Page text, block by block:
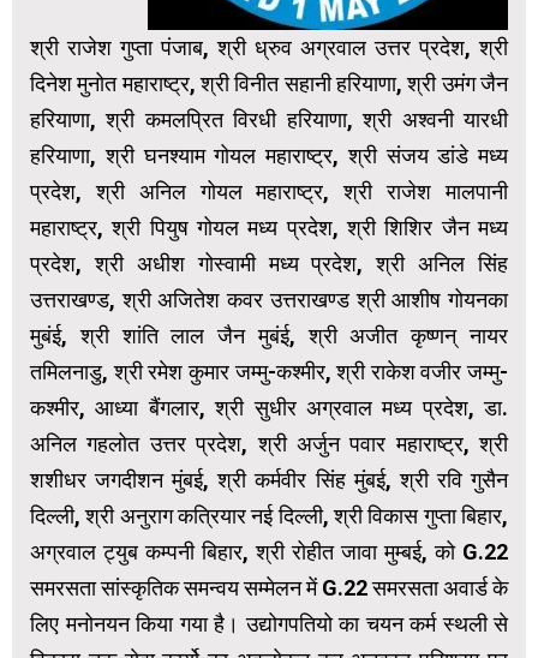
श्री राजेश गुप्ता पंजाब, श्री ध्रुव अग्रवाल उत्तर प्रदेश, श्री
दिनेश मुनोत महाराष्ट्र, श्री विनीत सहानी हरियाणा, श्री उमंग जैन
हरियाणा, श्री कमलप्रित विरधी हरियाणा, श्री अश्वनी यारधी
हरियाणा, श्री घनश्याम गोयल महाराष्ट्र, श्री संजय डांडे मध्य
प्रदेश, श्री अनिल गोयल महाराष्ट्र, श्री राजेश मालपानी
महाराष्ट्र, श्री पियुष गोयल मध्य प्रदेश, श्री शिशिर जैन मध्य
प्रदेश, श्री अधीश गोस्वामी मध्य प्रदेश, श्री अनिल सिंह
उत्तराखण्ड, श्री अजितेश कवर उत्तराखण्ड श्री आशीष गोयनका
मुबंई, श्री शांति लाल जैन मुबंई, श्री अजीत कृष्णन् नायर
तमिलनाडु, श्री रमेश कुमार जम्मु-कश्मीर, श्री राकेश वजीर जम्मु-
कश्मीर, आध्या बैंगलार, श्री सुधीर अग्रवाल मध्य प्रदेश, डा.
अनिल गहलोत उत्तर प्रदेश,श्री अर्जुन पवार महाराष्ट्र, श्री
शशीधर जगदीशन मुंबई, श्री कर्मवीर सिंह मुंबई, श्री रवि गुसैन
दिल्ली, श्री अनुराग कत्रियार नई दिल्ली, श्री विकास गुप्ता बिहार,
अग्रवाल ट्युब कम्पनी बिहार, श्री रोहीत जावा मुम्बई, को G.22
समरसता सांस्कृतिक समन्वय सम्मेलन में G.22 समरसता अवार्ड के
लिए मनोनयन किया गया है। उद्योगपतियो का चयन कर्म स्थली से